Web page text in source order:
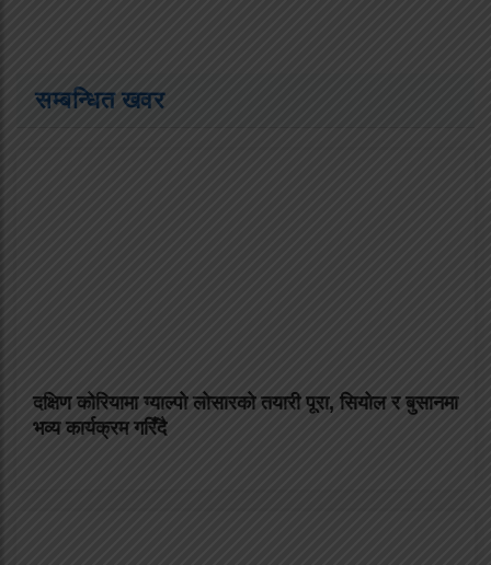
सम्बन्धित खवर
दक्षिण कोरियामा ग्याल्पो लोसारको तयारी पूरा, सियोल र बुसानमा
भव्य कार्यक्रम गरिँदै